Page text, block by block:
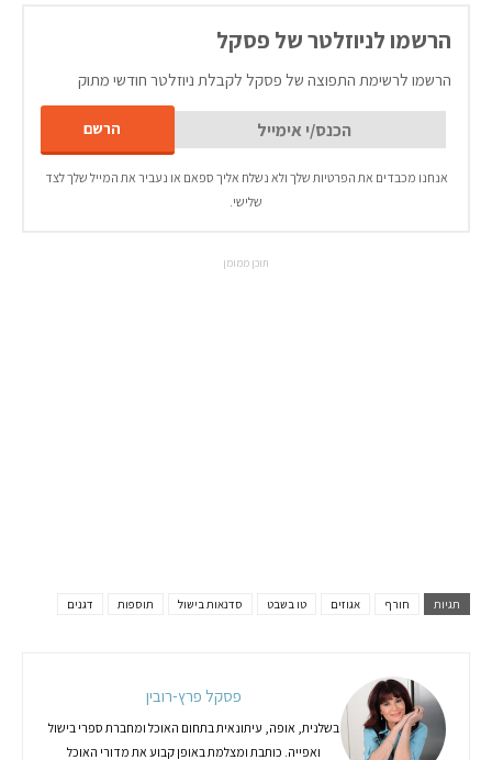
הרשמו לניוזלטר של פסקל
הרשמו לרשימת התפוצה של פסקל לקבלת ניוזלטר חודשי מתוק
אנחנו מכבדים את הפרטיות שלך ולא נשלח אליך ספאם או נעביר את המייל שלך לצד
שלישי.
תוכן ממומן
תגיות חורף אגוזים טו בשבט סדנאות בישול תוספות דגנים
פסקל פרץ-רובין
בשלנית, אופה, עיתונאית בתחום האוכל ומחברת ספרי בישול
ואפייה. כותבת ומצלמת באופן קבוע את מדורי האוכל